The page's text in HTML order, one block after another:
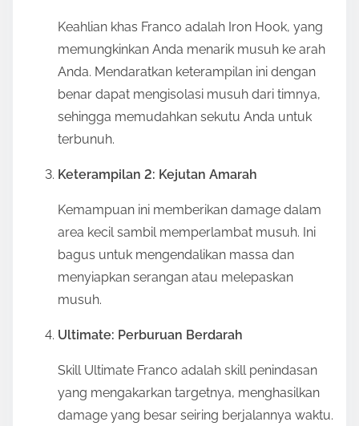
Keahlian khas Franco adalah Iron Hook, yang
memungkinkan Anda menarik musuh ke arah
Anda. Mendaratkan keterampilan ini dengan
benar dapat mengisolasi musuh dari timnya,
sehingga memudahkan sekutu Anda untuk
terbunuh.
Keterampilan 2: Kejutan Amarah
Kemampuan ini memberikan damage dalam
area kecil sambil memperlambat musuh. Ini
bagus untuk mengendalikan massa dan
menyiapkan serangan atau melepaskan
musuh.
Ultimate: Perburuan Berdarah
Skill Ultimate Franco adalah skill penindasan
yang mengakarkan targetnya, menghasilkan
damage yang besar seiring berjalannya waktu.